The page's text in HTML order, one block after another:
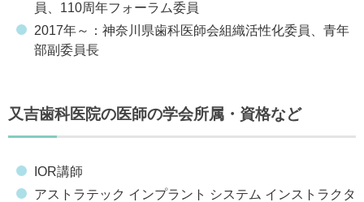
員、110周年フォーラム委員
2017年～：神奈川県歯科医師会組織活性化委員、青年
部副委員長
又吉歯科医院の医師の学会所属・資格など
IOR講師
アストラテック インプラント システム インストラクタ